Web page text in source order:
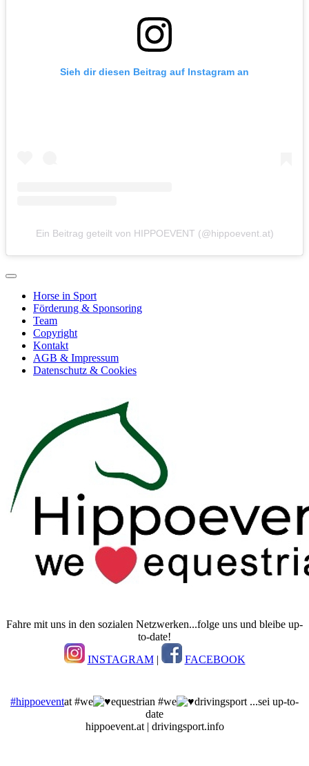
Sieh dir diesen Beitrag auf Instagram an
Ein Beitrag geteilt von HIPPOEVENT (@hippoevent.at)
Horse in Sport
Förderung & Sponsoring
Team
Copyright
Kontakt
AGB & Impressum
Datenschutz & Cookies
Fahre mit uns in den sozialen Netzwerken...folge uns und bleibe up-
to-date!
INSTAGRAM| FACEBOOK
#hippoeventat #we equestrian #we
drivingsport ...sei up-to-
date
hippoevent.at | drivingsport.info